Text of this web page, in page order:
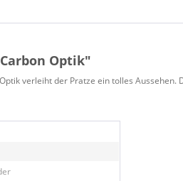
Optik"
verleiht der Pratze ein tolles